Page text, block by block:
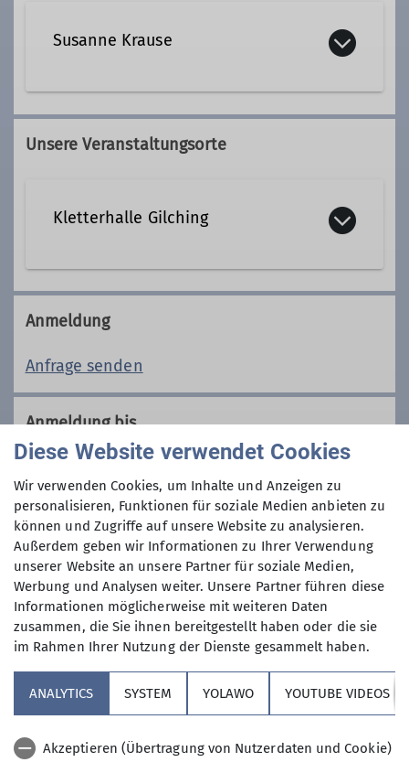
Susanne Krause
Kontakt aufnehmen
Trainer*in C Sportklettern Breitensport
Unsere Veranstaltungsorte
Kletterhalle Gilching
https://www.kbgilching.de/
Frühlingstraße 18
82205 Gilching
Anmeldung
Anfrage senden
Anmeldung bis
Preis
30 € zzgl. Halleneintritt
Maximale Teilnehmeranzahl
6
Diese Website verwendet Cookies
Wir verwenden Cookies, um Inhalte und Anzeigen zu
personalisieren, Funktionen für soziale Medien anbieten zu
können und Zugriffe auf unsere Website zu analysieren.
Außerdem geben wir Informationen zu Ihrer Verwendung
unserer Website an unsere Partner für soziale Medien,
Werbung und Analysen weiter. Unsere Partner führen diese
Informationen möglicherweise mit weiteren Daten
zusammen, die Sie ihnen bereitgestellt haben oder die sie
im Rahmen Ihrer Nutzung der Dienste gesammelt haben.
ANALYTICS SYSTEM YOLAWO YOUTUBE VIDEOS
Akzeptieren (Übertragung von Nutzerdaten und Cookie)